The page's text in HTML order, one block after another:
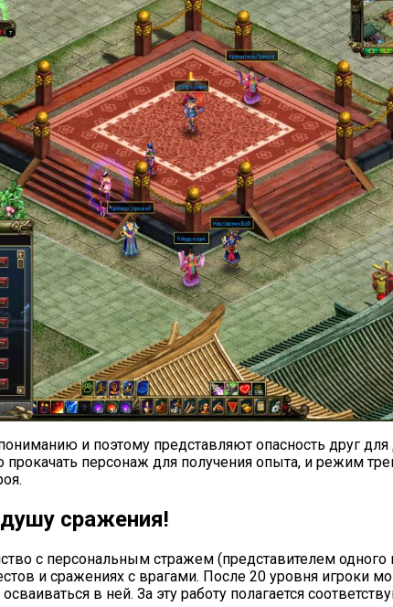
и поэтому представляют опасность друг для
персонаж для получения опыта, и режим
сражения!
с персональным стражем (представителем
и сражениях с врагами. После 20 уровня игроки
в ней. За эту работу полагается